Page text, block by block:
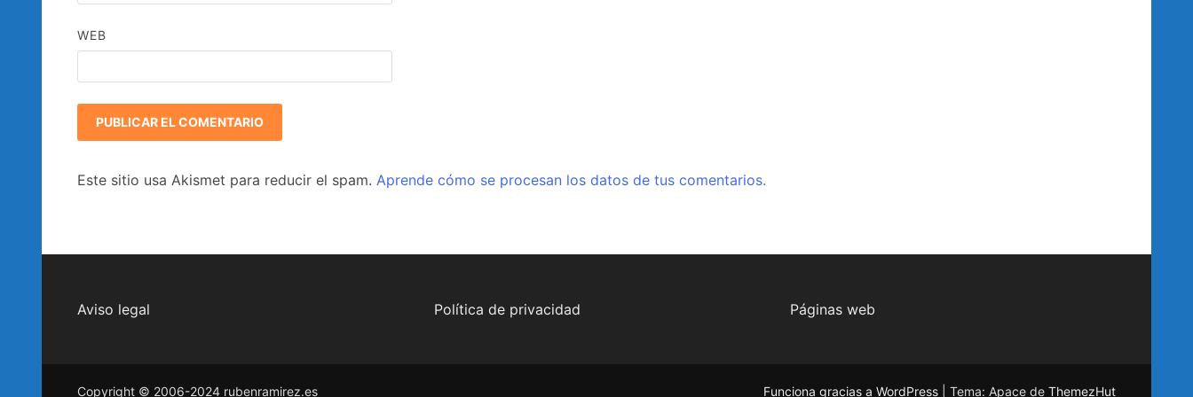
WEB
Este sitio usa Akismet para reducir el spam. Aprende cómo se procesan los datos de tus comentarios.
Aviso legal Política de privacidad Páginas web
Copyright © 2006-2024 rubenramirez.es Funciona gracias a WordPress Tema: Apace de ThemezHut